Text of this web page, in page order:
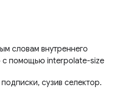
словам внутреннего
с помощью interpolate-size
сузив селектор.